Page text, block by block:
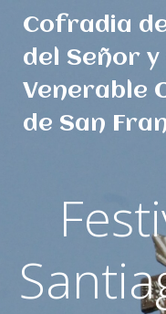
Cofradia
del Señor y
Venerable
de San